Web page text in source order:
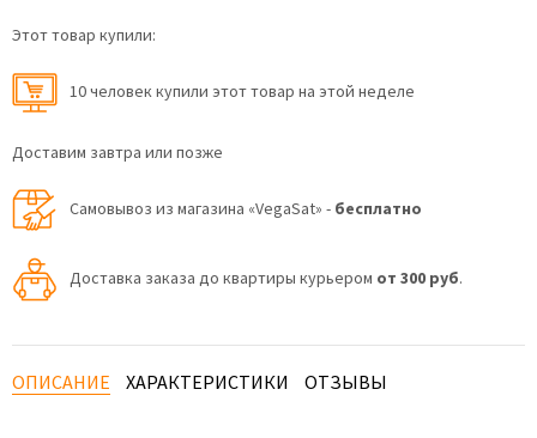
Этот товар купили:
10 человек купили этот товар на этой неделе
Доставим завтра или позже
Самовывоз из магазина «VegaSat» - бесплатно
Доставка заказа до квартиры курьером от 300 руб.
ОПИСАНИЕ ХАРАКТЕРИСТИКИ ОТЗЫВЫ